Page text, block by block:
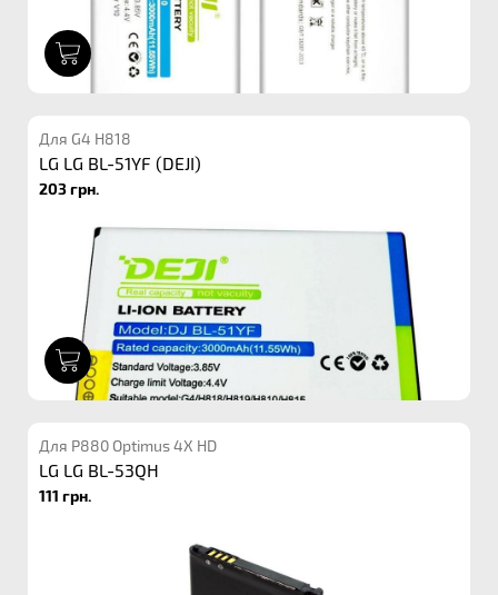
Для G4 H818
LG LG BL-51YF (DEJI)
203 грн.
Для P880 Optimus 4X HD
LG LG BL-53QH
111 грн.